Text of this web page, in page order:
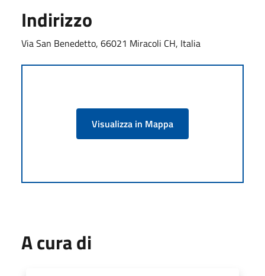
Indirizzo
Via San Benedetto, 66021 Miracoli CH, Italia
Visualizza in Mappa
A cura di